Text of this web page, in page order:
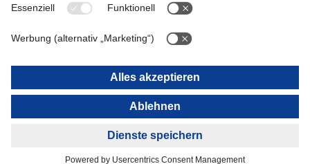
OCEANIA